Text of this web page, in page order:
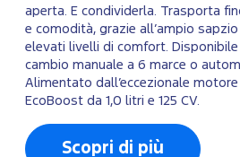
aperta. E condividerla. Trasporta
e comodità, grazie all’ampio
elevati livelli di comfort. Disponibile
cambio manuale a 6 marce o
Alimentato dall’eccezionale motore
EcoBoost da 1,0 litri e 125 CV.
Scopri di più